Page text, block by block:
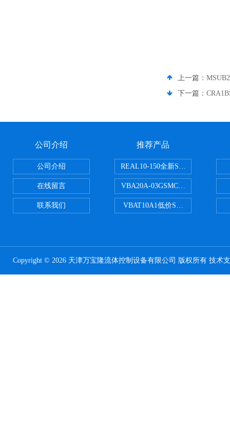
上一篇：
下一篇：
公司介绍
公司介绍
在线留言
联系我们
推荐产品
REAL10-150全新SMC正弦无杆缸
VBA20A-03GSMC增压阀VBA-
VBAT10A1低价SMC储气罐VBAT
Copyright © 2026 天津万宝隆流体控制设备有限公司 版权所有 技术